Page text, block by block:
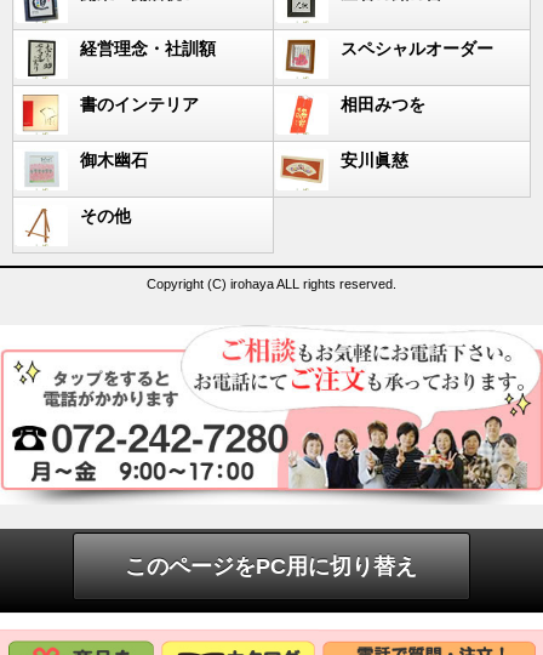
経営理念・社訓額 スペシャルオーダー
書のインテリア 相田みつを
御木幽石 安川眞慈
その他
Copyright (C) irohaya ALL rights reserved.
このページをPC用に切り替え